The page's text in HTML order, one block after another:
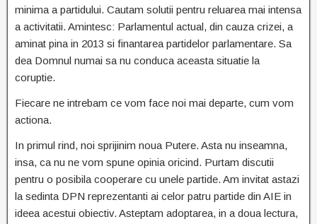
minima a partidului. Cautam solutii pentru reluarea mai intensa
a activitatii. Amintesc: Parlamentul actual, din cauza crizei, a
aminat pina in 2013 si finantarea partidelor parlamentare. Sa
dea Domnul numai sa nu conduca aceasta situatie la
coruptie.
Fiecare ne intrebam ce vom face noi mai departe, cum vom
actiona.
In primul rind, noi sprijinim noua Putere. Asta nu inseamna,
insa, ca nu ne vom spune opinia oricind. Purtam discutii
pentru o posibila cooperare cu unele partide. Am invitat astazi
la sedinta DPN reprezentanti ai celor patru partide din AIE in
ideea acestui obiectiv. Asteptam adoptarea, in a doua lectura,